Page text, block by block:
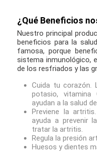
¿Qué Beneficios
Nuestro principal
beneficios para la
famosa, porque
sistema inmunológico,
de los resfriados y las
Cuida tu corazón.
potasio,
ayudan a la salud
Previene la
ayuda a prevenir
tratar la artritis.
Regula la presión
Huesos y dientes